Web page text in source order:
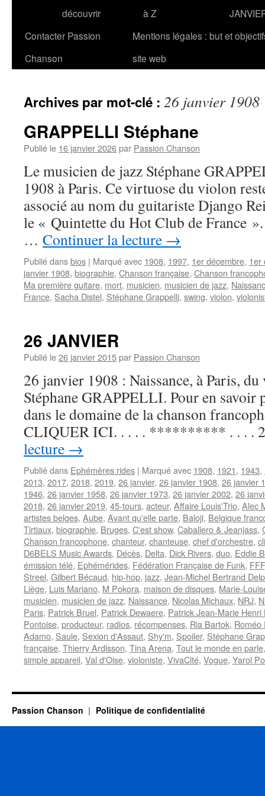
découvrir
à Z
Contacter Passion
Chanson
Mentions légales : but et
site web
Archives par mot-clé : 26 janvier 1908
GRAPPELLI Stéphane
Publié le 16 janvier 2026par Passion Chanson
Le musicien de jazz Stéphane
1908 à Paris. Ce virtuose du violon
associé au nom du guitariste Django
le « Quintette du Hot Club de France
… Continuer la lecture →
Publié dansbios | Marqué avec 1908, 1997, 1er décembre, 1er
janvier 1908, biographie, Chanson française, Chanson
Ma première guitare, mort, musicien, musicien de jazz,
France, Sacha Distel, Stéphane Grappelli, swing, violon,
26 JANVIER
Publié le26 janvier 2015par Passion Chanson
26 janvier 1908 : Naissance, à Paris,
Stéphane GRAPPELLI. Pour en savoir
dans le domaine de la chanson
CLIQUER ICI. . . . . ********** . . . .
lecture →
Publié dans Ephémères rides | Marqué avec 1908, 1921, 1943,
2013, 2017, 2018, 2019, 26 janvier, 26 janvier 1908, 26 janvier
1946, 26 janvier 1958, 26 janvier 1973, 26 janvier 2002, 26
2018, 26 janvier 2019, 45-tours, acteur, Affaire Louis'Trio, Alec
artistes belges, Aube, Avant qu'elle parte, Baloji, Belgique
Tirtiaux, biographie, Bruges, C'est show, Caballero & Jeanjass,
Chanson francophone, chanteur, chanteuse, chef d'orchestre,
D6BELS Music Awards, Décès, Delta, Dick Rivers, duo, Eddie
émission télé, Ephémérides, Fédération Française de Funk, FFF
Streel, Gilbert Bécaud, hip-hop, jazz, Jean-Michel Bertrand
Liège, Luis Mariano, M Pokora, maison de disques, Marie-
musicien, musicien de jazz, Naissance, Nicolas Michaux, NRJ,
Paris, Patrick Bruel, Patrick Dewaere, Patrick Jean-Marie Henri
Pontoise, producteur, radios, récompenses, Ria Bartok, Roméo
Adamo, Saule, Sexion d'Assaut, Shy'm, Spoiler, Stéphane
française, Thierry Ardisson, Tina Arena, Tout le monde en parle
simple appareil, Val d'Oise, violoniste, VivaCité, Vogue, Yarol
Passion Chanson Politique de confidentialité